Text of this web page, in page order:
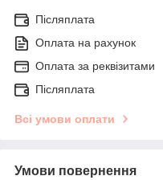
Післяплата
Оплата на рахунок
Оплата за реквізитами
Післяплата
Всі умови оплати
Умови повернення